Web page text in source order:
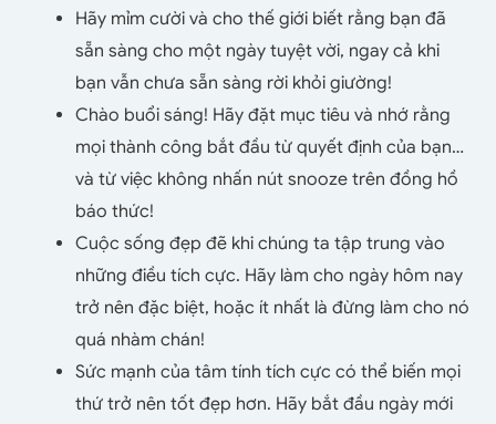
Hãy mỉm cười và cho thế giới biết rằng bạn đã
sẵn sàng cho một ngày tuyệt vời, ngay cả khi
bạn vẫn chưa sẵn sàng rời khỏi giường!
Chào buổi sáng! Hãy đặt mục tiêu và nhớ rằng
mọi thành công bắt đầu từ quyết định của bạn…
và từ việc không nhấn nút snooze trên đồng hồ
báo thức!
Cuộc sống đẹp đẽ khi chúng ta tập trung vào
những điều tích cực. Hãy làm cho ngày hôm nay
trở nên đặc biệt, hoặc ít nhất là đừng làm cho nó
quá nhàm chán!
Sức mạnh của tâm tính tích cực có thể biến mọi
thứ trở nên tốt đẹp hơn. Hãy bắt đầu ngày mới